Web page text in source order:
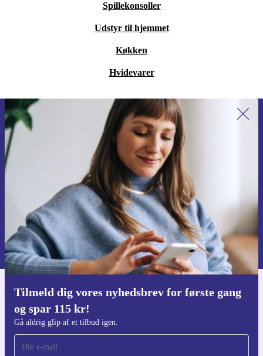
Spillekonsoller
Udstyr til hjemmet
Køkken
Hvidevarer
Tilmeld dig vores nyhedsbrev for første gang
og spar 115 kr!
Gå aldrig glip af et tilbud igen.
Tilmeld dig vores nyhedsbrev for
første gang og spar 115 kr!
Gå aldrig glip af et tilbud igen.
Anmod om kupon
Du kan finde information omkring vores brug af personlig data i vores
Privatlivspolitik
Download refurbed appen